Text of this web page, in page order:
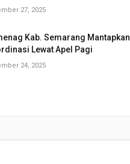
27, 2025
Kab. Semarang Mantapkan
Lewat Apel Pagi
24, 2025